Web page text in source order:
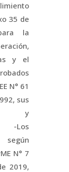
35 de
la
y el
N° 61
sus
y
-Los
según
N° 7
2019,